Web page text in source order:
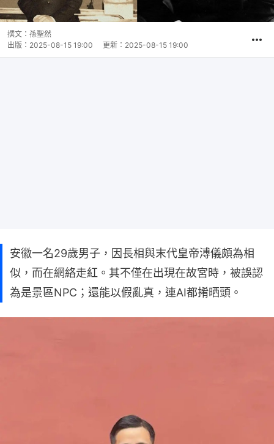
撰文： 孫聖然
出版： 2025-08-15 19:00 更新： 2025-08-15 19:00
安徽一名29歲男子，因長相與末代皇帝溥儀頗為相
似，而在網絡走紅。其不僅在出現在故宮時，被誤認
為是景區NPC；還能以假亂真，連AI都𢯎晒頭。